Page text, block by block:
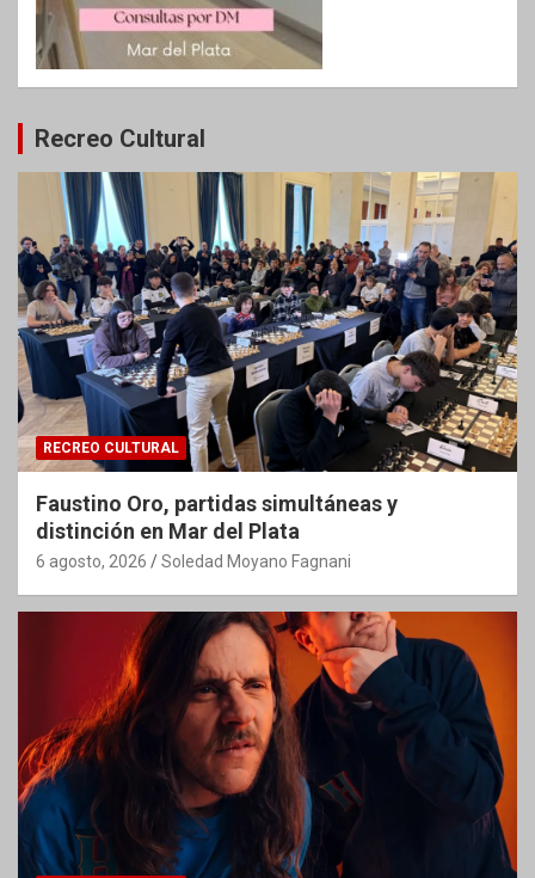
Recreo Cultural
RECREO CULTURAL
Faustino Oro, partidas simultáneas y
distinción en Mar del Plata
6 agosto, 2026 Soledad Moyano Fagnani